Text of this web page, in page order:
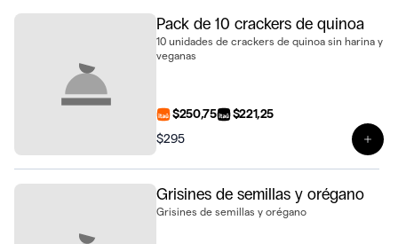
Pack de 10 crackers de quinoa
10 unidades de crackers de quinoa sin harina y
veganas
$250,75
$221,25
$295
Grisines de semillas y orégano
Grisines de semillas y orégano